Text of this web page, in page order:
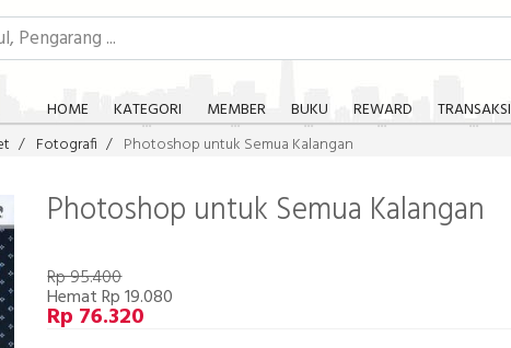
HOME KATEGORI MEMBER BUKU REWARD TRANSAKSI
Fotografi Photoshop untuk Semua Kalangan
Photoshop untuk Semua Kalangan
Rp 95.400
Hemat Rp 19.080
Rp 76.320